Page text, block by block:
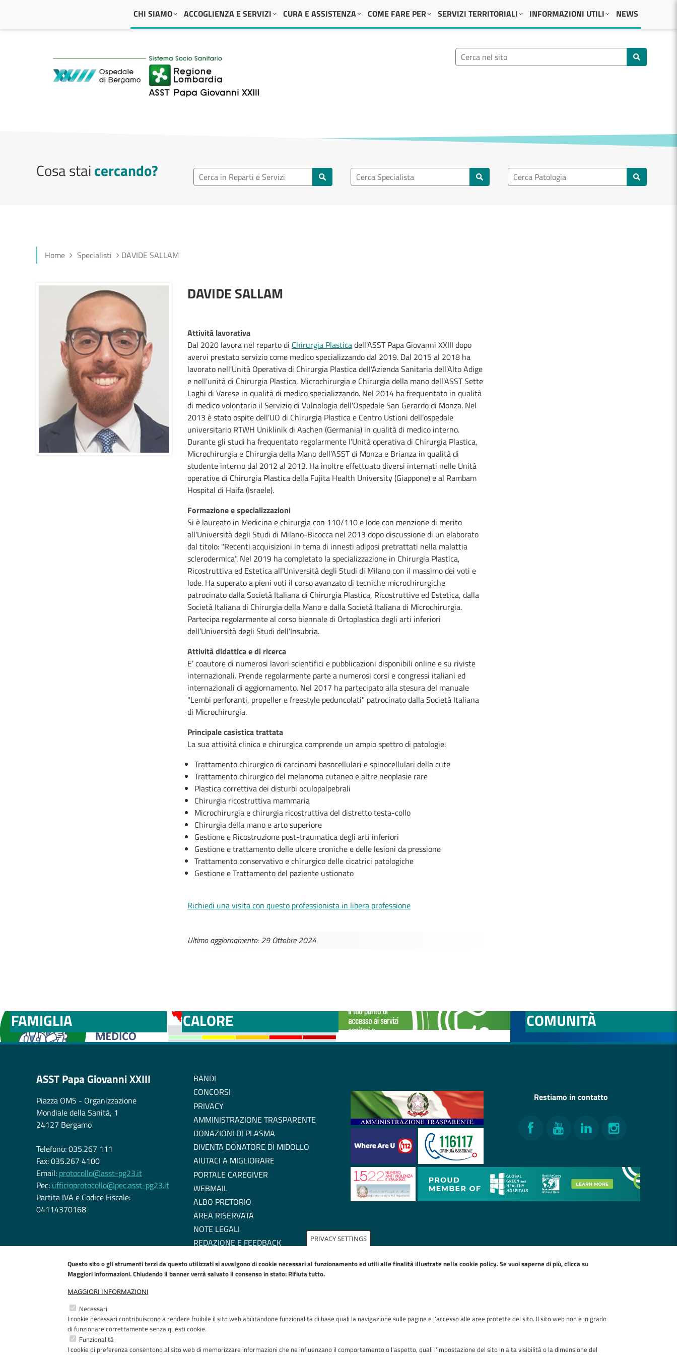
PRIVACY SETTINGS
Questo sito o gli strumenti terzi da questo utilizzati si avvalgono di cookie necessari al funzionamento ed utili alle finalità illustrate nellacookie policy. Se vuoi saperne di più, clicca su
Maggiori informazioni. Chiudendo il banner verrà salvato il consenso in stato: Rifiuta tutto.
MAGGIORI INFORMAZIONI
Necessari
I cookie necessari contribuiscono a rendere fruibile il sito web abilitandone funzionalità di base quali la navigazione sulle pagine e l'accesso alle aree protette del sito. Il sito web non è in grado
di funzionare correttamente senza questi cookie.
Funzionalità
I cookie di preferenza consentono al sito web di memorizzare informazioni che ne influenzano il comportamento o l'aspetto, quali l'impostazione del sito in alta visibilità o la dimensione del
Navigazione principaleCHI SIAMO ACCOGLIENZA E SERVIZI CURA E ASSISTENZA COME FARE PER SERVIZI TERRITORIALI INFORMAZIONI UTILI NEWS
ASST Papa Giovanni XXIII
Ricerca nel sito
Cosa staicercando? Ricerca reparto Ricerca specialisti Ricerca nel patologia
Home Specialisti DAVIDE SALLAM
DAVIDE SALLAM
Attività lavorativa
Dal 2020 lavora nel reparto di Chirurgia Plasticadell'ASST Papa Giovanni XXIII dopo
avervi prestato servizio come medico specializzando dal 2019. Dal 2015 al 2018 ha
lavorato nell'Unità Operativa di Chirurgia Plastica dell'Azienda Sanitaria dell'Alto Adige
e nell'unità di Chirurgia Plastica, Microchirurgia e Chirurgia della mano dell'ASST Sette
Laghi di Varese in qualità di medico specializzando. Nel 2014 ha frequentato in qualità
di medico volontario il Servizio di Vulnologia dell’Ospedale San Gerardo di Monza. Nel
2013 è stato ospite dell’UO di Chirurgia Plastica e Centro Ustioni dell’ospedale
universitario RTWH Uniklinik di Aachen (Germania) in qualità di medico interno.
Durante gli studi ha frequentato regolarmente l’Unità operativa di Chirurgia Plastica,
Microchirurgia e Chirurgia della Mano dell’ASST di Monza e Brianza in qualità di
studente interno dal 2012 al 2013. Ha inoltre effettuato diversi internati nelle Unità
operative di Chirurgia Plastica della Fujita Health University (Giappone) e al Rambam
Hospital di Haifa (Israele).
Formazione e specializzazioni
Si è laureato in Medicina e chirurgia con 110/110 e lode con menzione di merito
all'Università degli Studi di Milano-Bicocca nel 2013 dopo discussione di un elaborato
dal titolo: "Recenti acquisizioni in tema di innesti adiposi pretrattati nella malattia
sclerodermica”. Nel 2019 ha completato la specializzazione in Chirurgia Plastica,
Ricostruttiva ed Estetica all'Università degli Studi di Milano con il massimo dei voti e
lode. Ha superato a pieni voti il corso avanzato di tecniche microchirurgiche
patrocinato dalla Società Italiana di Chirurgia Plastica, Ricostruttive ed Estetica, dalla
Società Italiana di Chirurgia della Mano e dalla Società Italiana di Microchirurgia.
Partecipa regolarmente al corso biennale di Ortoplastica degli arti inferiori
dell’Università degli Studi dell’Insubria.
Attività didattica e di ricerca
E’ coautore di numerosi lavori scientifici e pubblicazioni disponibili online e su riviste
internazionali. Prende regolarmente parte a numerosi corsi e congressi italiani ed
internazionali di aggiornamento. Nel 2017 ha partecipato alla stesura del manuale
"Lembi perforanti, propeller e freestyle peduncolati" patrocinato dalla Società Italiana
di Microchirurgia.
Principale casistica trattata
La sua attività clinica e chirurgica comprende un ampio spettro di patologie:
Trattamento chirurgico di carcinomi basocellulari e spinocellulari della cute
Trattamento chirurgico del melanoma cutaneo e altre neoplasie rare
Plastica correttiva dei disturbi oculopalpebrali
Chirurgia ricostruttiva mammaria
Microchirurgia e chirurgia ricostruttiva del distretto testa-collo
Chirurgia della mano e arto superiore
Gestione e Ricostruzione post-traumatica degli arti inferiori
Gestione e trattamento delle ulcere croniche e delle lesioni da pressione
Trattamento conservativo e chirurgico delle cicatrici patologiche
Gestione e Trattamento del paziente ustionato
Richiedi una visita con questo professionista in libera professione
Ultimo aggiornamento: 29 Ottobre 2024
FAMIGLIA
CALORE
COMUNITÀ
ASST Papa Giovanni XXIII
Piazza OMS - Organizzazione
Mondiale della Sanità, 1
24127 Bergamo
Telefono: 035.267 111
Fax: 035.267 4100
Email: protocollo@asst-pg23.it
Pec: ufficioprotocollo@pec.asst-pg23.it
Partita IVA e Codice Fiscale:
04114370168
BANDI
CONCORSI
PRIVACY
AMMINISTRAZIONE TRASPARENTE
DONAZIONI DI PLASMA
DIVENTA DONATORE DI MIDOLLO
AIUTACI A MIGLIORARE
PORTALE CAREGIVER
WEBMAIL
ALBO PRETORIO
AREA RISERVATA
NOTE LEGALI
REDAZIONE E FEEDBACK
EU COOKIE POLICY
Restiamo in contatto
Facebook
YouTubeLinkedInInstagram
Riconoscimenti